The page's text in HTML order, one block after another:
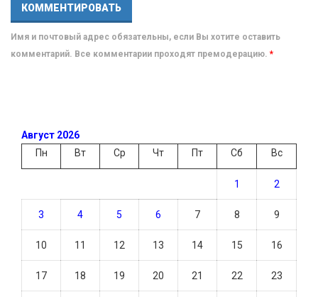
Имя и почтовый адрес обязательны, если Вы хотите оставить
комментарий. Все комментарии проходят премодерацию. *
Август 2026
Пн
Вт Ср Чт Пт Сб Вс
1 2
3 4 5 6 7 8 9
10 11 12 13 14 15 16
17 18 19 20 21 22 23